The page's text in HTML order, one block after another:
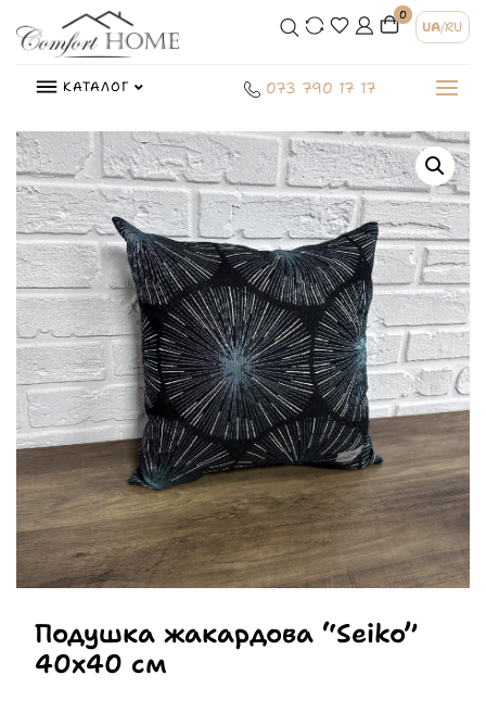
0
UA/RU
КАТАЛОГ 073 790 17 17
Подушка жакардова “Seiko”
40х40 см